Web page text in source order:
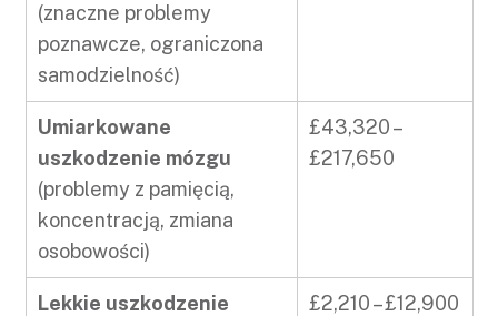
(znaczne problemy
poznawcze, ograniczona
samodzielność)
Umiarkowane
uszkodzenie mózgu
(problemy z pamięcią,
koncentracją, zmiana
osobowości)
£43,320 –
£217,650
Lekkie uszkodzenie
£2,210 – £12,900